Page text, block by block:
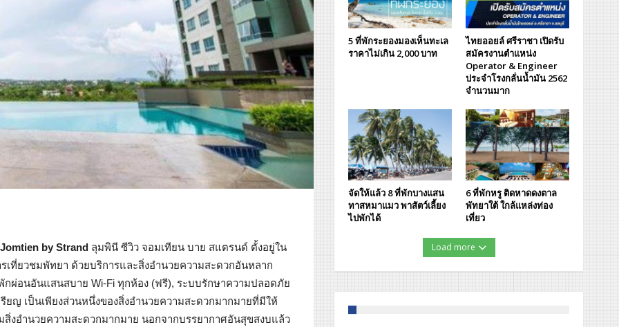
by Strand ลุมพินี ซีวิว จอมเทียน บาย สแตรนด์ ตั้งอยู่ใน
เที่ยวชมพัทยา ด้วยบริการและสิ่งอำนวยความสะดวกอันหลาก
ผ่อนอันแสนสบาย Wi-Fi ทุกห้อง (ฟรี), ระบบรักษาความปลอดภัย
ยญ เป็นเพียงส่วนหนึ่งของสิ่งอำนวยความสะดวกมากมายที่มีให้
งอำนวยความสะดวกมากมาย นอกจากบรรยากาศอันสุขสงบแล้ว
5 ที่พักระยองมองเห็นทะเล
ราคาไม่เกิน 2,000 บาท
ไทยออยล์ ศรีราชา เปิดรับ
สมัครงานตำแหน่ง
Operator & Engineer
ประจำโรงกลั่นน้ำมัน 2562
จำนวนมาก
จัดให้แล้ว 8 ที่พักบางแสน
ทาสหมาแมว พาสัตว์เลี้ยง
ไปพักได้
6 ที่พักหรู ติดหาดดงตาล
พัทยาใต้ ใกล้แหล่งท่อง
เที่ยว
Load more